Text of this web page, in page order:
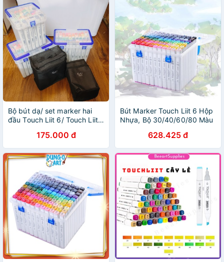
Bộ bút dạ/ set marker hai
đầu Touch Liit 6/ Touch Liit 7
màu vẽ báo tường, đồ án,
trang trí
175.000 đ
Bút Marker Touch Liit 6 Hộp
Nhựa, Bộ 30/40/60/80 Màu
628.425 đ